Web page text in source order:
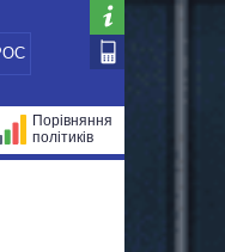
Порівняння
політиків